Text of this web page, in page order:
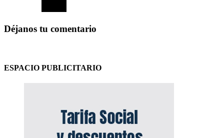
Déjanos tu comentario
ESPACIO PUBLICITARIO